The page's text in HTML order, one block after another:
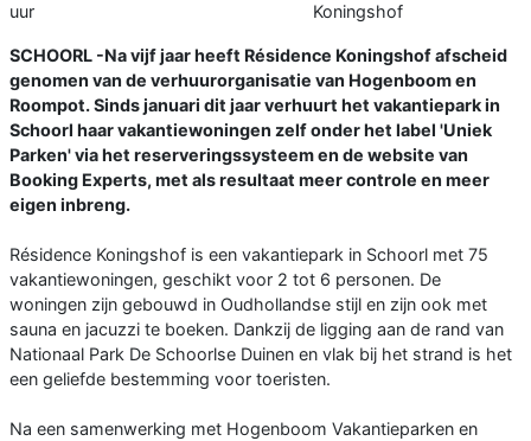
uur
Koningshof
SCHOORL -Na vijf jaar heeft Résidence Koningshof afscheid
genomen van de verhuurorganisatie van Hogenboom en
Roompot. Sinds januari dit jaar verhuurt het vakantiepark in
Schoorl haar vakantiewoningen zelf onder het label 'Uniek
Parken' via het reserveringssysteem en de website van
Booking Experts, met als resultaat meer controle en meer
eigen inbreng.
Résidence Koningshof is een vakantiepark in Schoorl met 75
vakantiewoningen, geschikt voor 2 tot 6 personen. De
woningen zijn gebouwd in Oudhollandse stijl en zijn ook met
sauna en jacuzzi te boeken. Dankzij de ligging aan de rand van
Nationaal Park De Schoorlse Duinen en vlak bij het strand is het
een geliefde bestemming voor toeristen.
Na een samenwerking met Hogenboom Vakantieparken en